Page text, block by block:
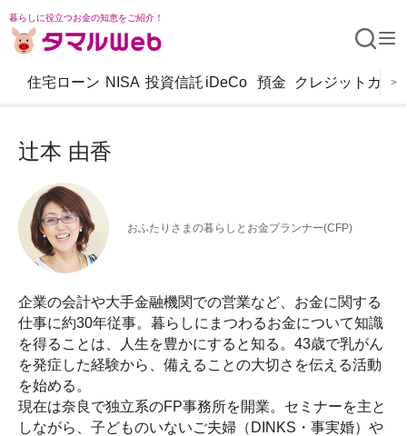
暮らしに役立つお金の知恵をご紹介！
住宅ローン NISA 投資信託 iDeCo 預金 クレジットカー
>
辻本 由香
おふたりさまの暮らしとお金プランナー(CFP)
企業の会計や大手金融機関での営業など、お金に関する
仕事に約30年従事。暮らしにまつわるお金について知識
を得ることは、人生を豊かにすると知る。43歳で乳がん
を発症した経験から、備えることの大切さを伝える活動
を始める。
現在は奈良で独立系のFP事務所を開業。セミナーを主と
しながら、子どものいないご夫婦（DINKS・事実婚）や